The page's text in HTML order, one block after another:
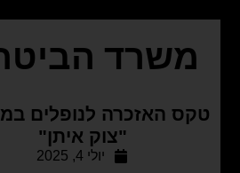
הביטחון
האזכרה לנופלים במערכת
"צוק איתן"